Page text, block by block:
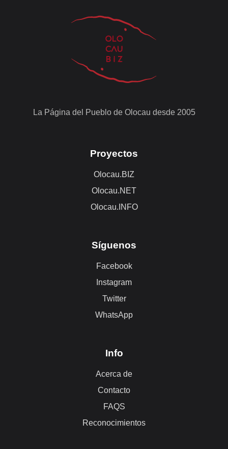
La Página del Pueblo de Olocau desde 2005
Proyectos
Olocau.BIZ
Olocau.NET
Olocau.INFO
Síguenos
Facebook
Instagram
Twitter
WhatsApp
Info
Acerca de
Contacto
FAQS
Reconocimientos